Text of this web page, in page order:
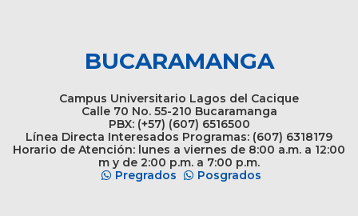
BUCARAMANGA
Campus Universitario Lagos del Cacique
Calle 70 No. 55-210 Bucaramanga
PBX: (+57) (607) 6516500
Línea Directa Interesados Programas: (607) 6318179
Horario de Atención: lunes a viernes de 8:00 a.m. a 12:00
m y de 2:00 p.m. a 7:00 p.m.
Pregrados
Posgrados